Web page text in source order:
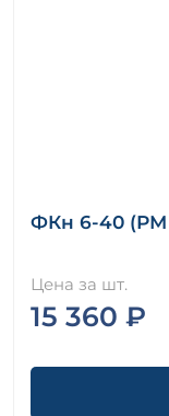
ФКн 6-40 (РМ
Цена за шт.
15 360 ₽